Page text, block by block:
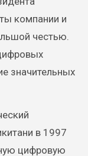
компании и
честью.
значительных
в 1997
цифровую